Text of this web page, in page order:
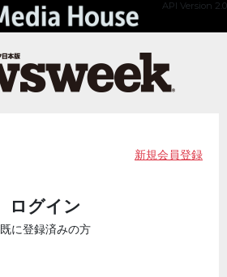
API Version 2.0
新規会員登録
ログイン
既に登録済みの方